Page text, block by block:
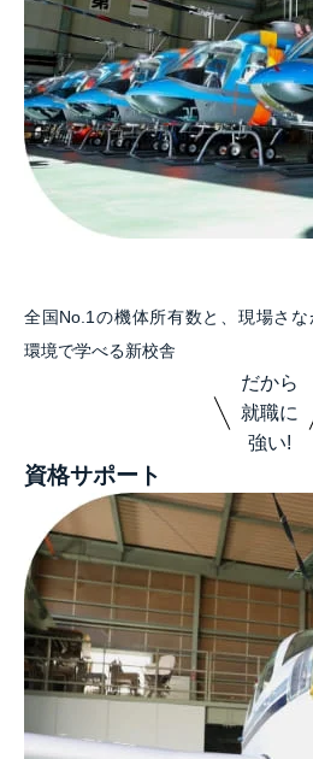
全国No.1の機体所有数と、現場さな
環境で学べる新校舎
だから
就職に
強い!
資格サポート